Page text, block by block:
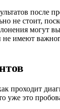
после
не стоит,
могут
имеют
проходит
уже это